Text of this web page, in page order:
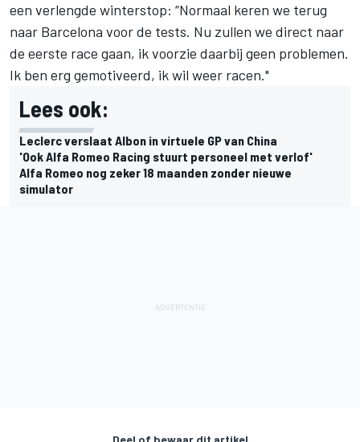
een verlengde winterstop: “Normaal keren we terug
naar Barcelona voor de tests. Nu zullen we direct naar
de eerste race gaan, ik voorzie daarbij geen problemen.
Ik ben erg gemotiveerd, ik wil weer racen."
Lees ook:
Leclerc verslaat Albon in virtuele GP van China
'Ook Alfa Romeo Racing stuurt personeel met verlof'
Alfa Romeo nog zeker 18 maanden zonder nieuwe
simulator